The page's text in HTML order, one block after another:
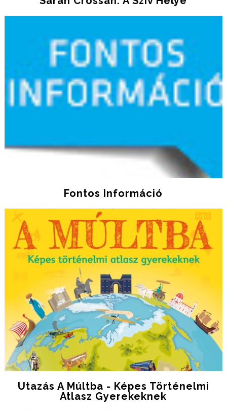
Fontos Információ
Utazás ​a Múltba - Képes Történelmi
Atlasz Gyerekeknek